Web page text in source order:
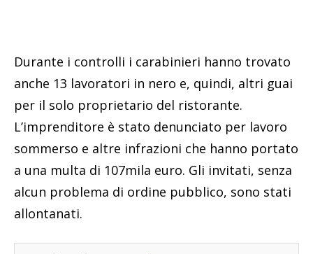
Durante i controlli i carabinieri hanno trovato
anche 13 lavoratori in nero e, quindi, altri guai
per il solo proprietario del ristorante.
L’imprenditore è stato denunciato per lavoro
sommerso e altre infrazioni che hanno portato
a una multa di 107mila euro. Gli invitati, senza
alcun problema di ordine pubblico, sono stati
allontanati.